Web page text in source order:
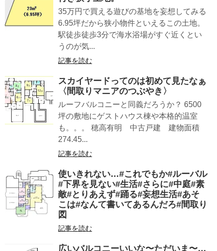
35万円で買える遊びの基地を妄想してみる
6.95坪だから狭小物件といえるこの土地。
駅徒歩徒歩3分で海水浴場がすぐ近くとい
うのが気...
記事を読む
スカイヤードってのは初めて見たなぁ
〈間取りマニアのつぶやき〉
ルーフバルコニーと同義だろうか？ 6500
坪の敷地にゲストハウス棟や本格的温室
も。。。 穂高有明 中古戸建 建物面積
274.45...
記事を読む
使いきれない…#これでもか#ルーバル
#下界を見ない#生活#さらに#中庭#素
敵#とりあえず#踊る#妄想生活#あそ
こは#なんて書いてあるんだろ#間取り
図
記事を読む
広いバルコニーいいな〜ただいま〜…